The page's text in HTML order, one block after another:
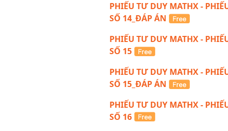
PHIẾU TƯ DUY MATHX -
SỐ 14_ĐÁP ÁN
PHIẾU TƯ DUY MATHX -
SỐ 15
PHIẾU TƯ DUY MATHX -
SỐ 15_ĐÁP ÁN
PHIẾU TƯ DUY MATHX -
SỐ 16